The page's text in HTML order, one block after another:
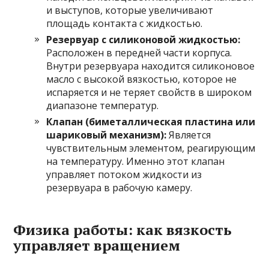
и выступов, которые увеличивают
площадь контакта с жидкостью.
Резервуар с силиконовой жидкостью:
Расположен в передней части корпуса.
Внутри резервуара находится силиконовое
масло с высокой вязкостью, которое не
испаряется и не теряет свойств в широком
диапазоне температур.
Клапан (биметаллическая пластина или
шариковый механизм):Является
чувствительным элементом, реагирующим
на температуру. Именно этот клапан
управляет потоком жидкости из
резервуара в рабочую камеру.
Физика работы: как вязкость
управляет вращением